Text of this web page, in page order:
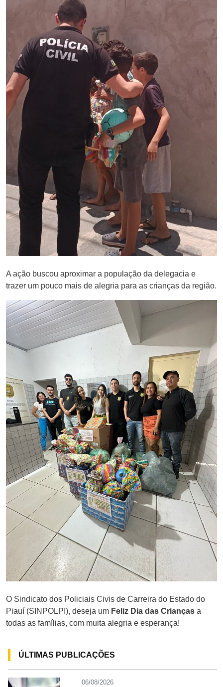
A ação buscou aproximar a população da delegacia e
trazer um pouco mais de alegria para as crianças da região.
O Sindicato dos Policiais Civis de Carreira do Estado do
Piauí (SINPOLPI), deseja um Feliz Dia das Crianças a
todas as famílias, com muita alegria e esperança!
ÚLTIMAS PUBLICAÇÕES
06/08/2026